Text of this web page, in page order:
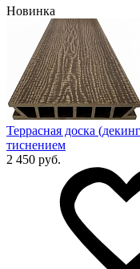
Новинка
Террасная доска
тиснением
2 450 руб.